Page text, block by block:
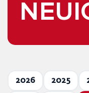
2026 2025